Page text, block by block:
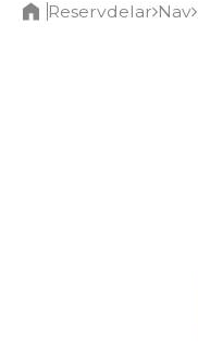
Reservdelar Nav